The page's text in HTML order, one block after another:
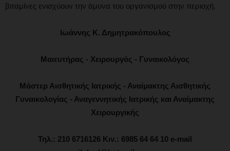
βιταμίνες ενισχύουν την άμυνα του οργανισμού στην περιοχή.
Ιωάννης Κ. Δημητρακόπουλος
Μαιευτήρας - Χειρουργός - Γυναικολόγος
Μάστερ Αισθητικής Ιατρικής - Αναίμακτης Αισθητικής
Γυναικολογίας - Αναγεννητικής Ιατρικής και Αναίμακτης
Χειρουργικής
Τηλ.: 210 6716126 Κιν.: 6985 64 64 10 e-mail